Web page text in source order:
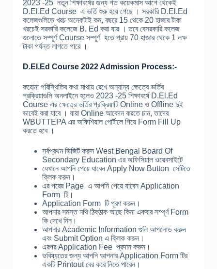
2023 -25 নতুন শিক্ষাবর্ষের জন্য গত কয়েকমাস আগে থেকেই
D.El.Ed Course এ ভর্তি শুরু হয়ে গেছে । সরকারি D.El.Ed
কলেজগুলিতে খরচ অনেকটাই কম, বছরে 15 থেকে 20 হাজার টাকা
খরচেই সরকারি কলেজে B. Ed করা যায় । তবে বেসরকারি কলেজ
গুলোতে সম্পূর্ণ Course সম্পূর্ণ হতে প্রায় 70 হাজার থেকে 1 লক্ষ
টাকা পর্যন্ত লাগতে পারে ।
D.El.Ed Course 2022 Admission Process:-
করোনা পরিস্থিতির কথা মাথায় রেখে অন্যান্য ক্ষেত্রে ভর্তির
প্রক্রিয়াগুলি অনলাইনে হলেও 2023 -25 শিক্ষাবর্ষে D.El.Ed
Course এর ক্ষেত্রে ভর্তির প্রক্রিয়াটি Online ও Offline দুই
ভাবেই করা যাবে । যারা Online আবেদন করতে চান, তাদের
WBUTTEPA এর অফিশিয়াল পোর্টালে গিয়ে Form Fill Up
করতে হবে ।
সর্বপ্রথম ভিজিট করুন West Bengal Board Of
Secondary Education এর অফিসিয়াল ওয়েবসাইটে
যেখানে আপনি পেয়ে যাবেন Apply Now Button সেটিতে
ক্লিক করুন।
এর পরের Page এ আপনি পেয়ে যাবেন Application
Form টি।
Application Form টি পূরণ করুন।
আপনার সমস্ত নথি ঠিকঠাক আছে কিনা একবার সম্পূর্ণ Form
কি দেখে নিন।
আপনার Academic Information গুলি আপলোড করুন
এবং Submit Option এ ক্লিক করুন।
এরপর Application Fee প্রদান করুন।
ভবিষ্যতের জন্য আপনি আপনার Application Form টির
একটি Printout বের করে নিতে পারেন।